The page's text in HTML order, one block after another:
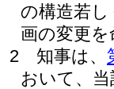
の構造若
画の変更
2
知事は、
おいて、